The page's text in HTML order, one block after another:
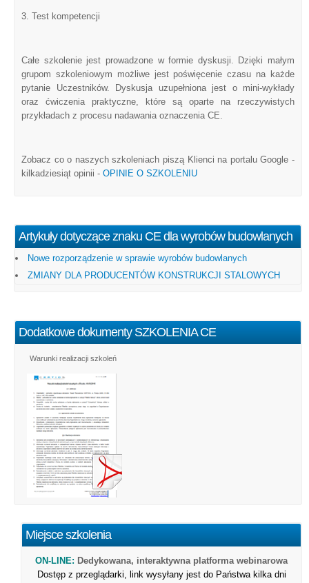
3. Test kompetencji
Całe szkolenie jest prowadzone w formie dyskusji. Dzięki małym
grupom szkoleniowym możliwe jest poświęcenie czasu na każde
pytanie Uczestników. Dyskusja uzupełniona jest o mini-wykłady
oraz ćwiczenia praktyczne, które są oparte na rzeczywistych
przykładach z procesu nadawania oznaczenia CE.
Zobacz co o naszych szkoleniach piszą Klienci na portalu Google -
kilkadziesiąt opinii - OPINIE O SZKOLENIU
Artykuły dotyczące znaku CE dla wyrobów budowlanych
Nowe rozporządzenie w sprawie wyrobów budowlanych
ZMIANY DLA PRODUCENTÓW KONSTRUKCJI STALOWYCH
Dodatkowe dokumenty SZKOLENIA CE
Warunki realizacji szkoleń
Miejsce szkolenia
ON-LINE: Dedykowana, interaktywna platforma webinarowa
Dostęp z przeglądarki, link wysyłany jest do Państwa kilka dni